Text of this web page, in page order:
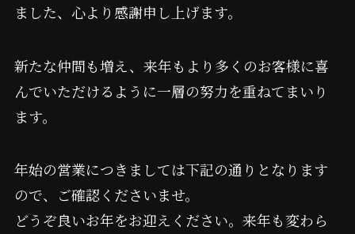
ました、心より感謝申し上げます。
新たな仲間も増え、来年もより多くのお客様に喜
んでいただけるように一層の努力を重ねてまいり
ます。
年始の営業につきましては下記の通りとなります
ので、ご確認くださいませ。
どうぞ良いお年をお迎えください。来年も変わら